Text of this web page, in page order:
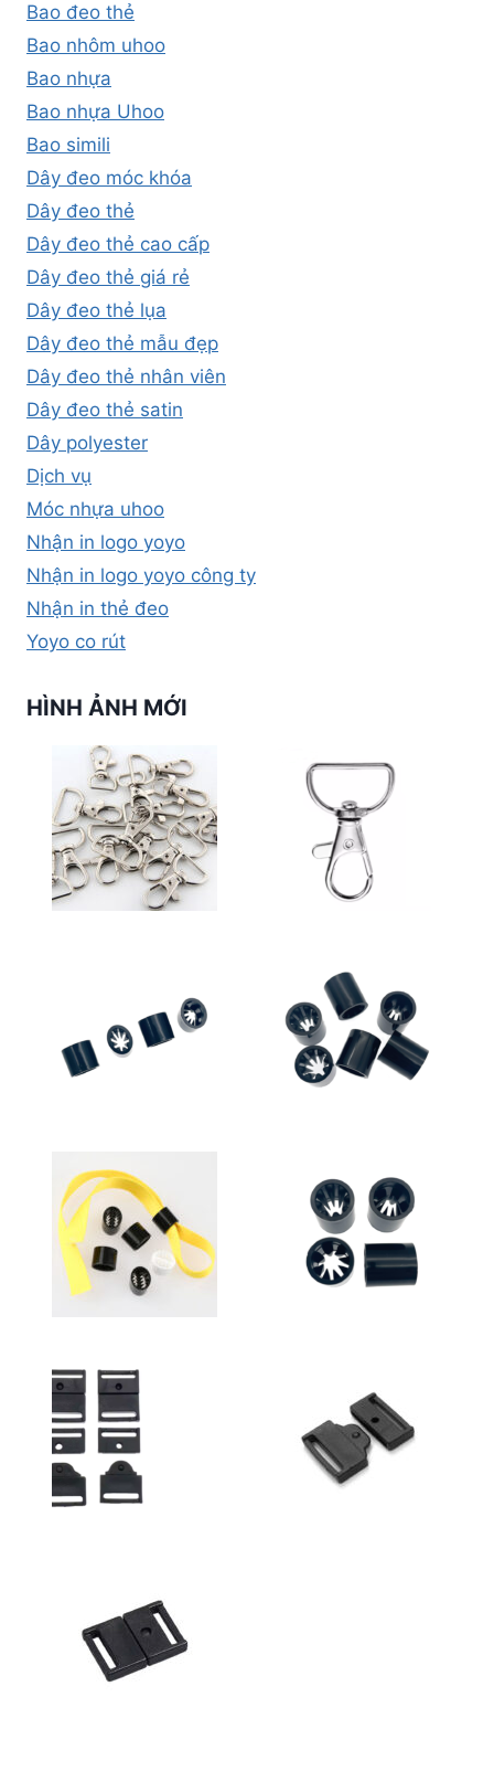
Bao đeo thẻ
Bao nhôm uhoo
Bao nhựa
Bao nhựa Uhoo
Bao simili
Dây đeo móc khóa
Dây đeo thẻ
Dây đeo thẻ cao cấp
Dây đeo thẻ giá rẻ
Dây đeo thẻ lụa
Dây đeo thẻ mẫu đẹp
Dây đeo thẻ nhân viên
Dây đeo thẻ satin
Dây polyester
Dịch vụ
Móc nhựa uhoo
Nhận in logo yoyo
Nhận in logo yoyo công ty
Nhận in thẻ đeo
Yoyo co rút
HÌNH ẢNH MỚI